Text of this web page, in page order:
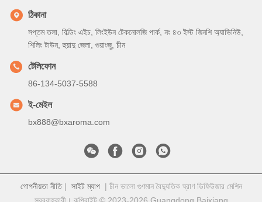
ঠিকানা
সপ্তম তলা, বিল্ডিং এইচ, লিংইউন টেকনোলজি পার্ক, নং ৪৩ ইস্ট জিনশি অ্যাভিনিউ,
শিলিং টাউন, হুয়াদু জেলা, গুয়াংজু, চীন
টেলিফোন
86-134-5037-5588
ই-মেইল
bx888@bxaroma.com
গোপনীয়তা নীতি| সাইট ম্যাপ| চীন ভালো গুণমান বৈদ্যুতিক ঘ্রাণ ডিফিউজার মেশিন